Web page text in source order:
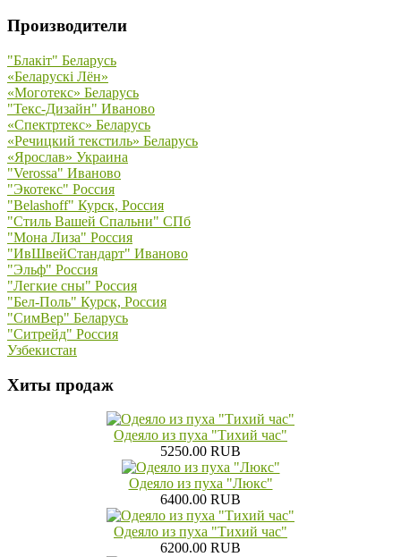
Производители
"Блакiт" Беларусь
«Беларускi Лён»
«Моготекс» Беларусь
"Текс-Дизайн" Иваново
«Спектртекс» Беларусь
«Речицкий текстиль» Беларусь
«Ярослав» Украина
"Verossa" Иваново
"Экотекс" Россия
"Belashoff" Курск, Россия
"Стиль Вашей Спальни" СПб
"Мона Лиза" Россия
"ИвШвейСтандарт" Иваново
"Эльф" Россия
"Легкие сны" Россия
"Бел-Поль" Курск, Россия
"СимВер" Беларусь
"Ситрейд" Россия
Узбекистан
Хиты продаж
Одеяло из пуха "Тихий час"
5250.00 RUB
Одеяло из пуха "Люкс"
6400.00 RUB
Одеяло из пуха "Тихий час"
6200.00 RUB